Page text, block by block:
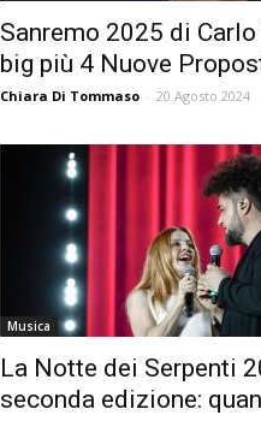
Sanremo 2025 di
big più 4 Nuove
Chiara Di Tommaso - 20 Agosto 2024
Musica
La Notte dei Serpenti
seconda edizione: